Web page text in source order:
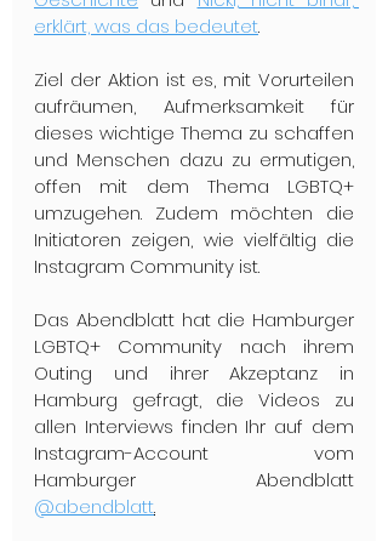
erklärt, was das bedeutet.
Ziel der Aktion ist es, mit Vorurteilen
aufräumen, Aufmerksamkeit für
dieses wichtige Thema zu schaffen
und Menschen dazu zu ermutigen,
offen mit dem Thema LGBTQ+
umzugehen. Zudem möchten die
Initiatoren zeigen, wie vielfältig die
Instagram Community ist.
Das Abendblatt hat die Hamburger
LGBTQ+ Community nach ihrem
Outing und ihrer Akzeptanz in
Hamburg gefragt, die Videos zu
allen Interviews finden Ihr auf dem
Instagram-Account vom
@abendblatt.